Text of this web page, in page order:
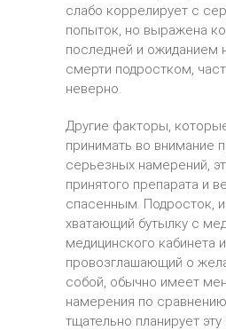
слабо коррелирует с
попыток, но выражена
последней и ожиданием
смерти подростком,
неверно.
Другие факторы,
принимать во внимание
серьезных намерений,
принятого препарата и
спасенным. Подросток,
хватающий бутылку с
медицинского кабинета и
провозглашающий о
собой, обычно имеет
намерения по
тщательно планирует